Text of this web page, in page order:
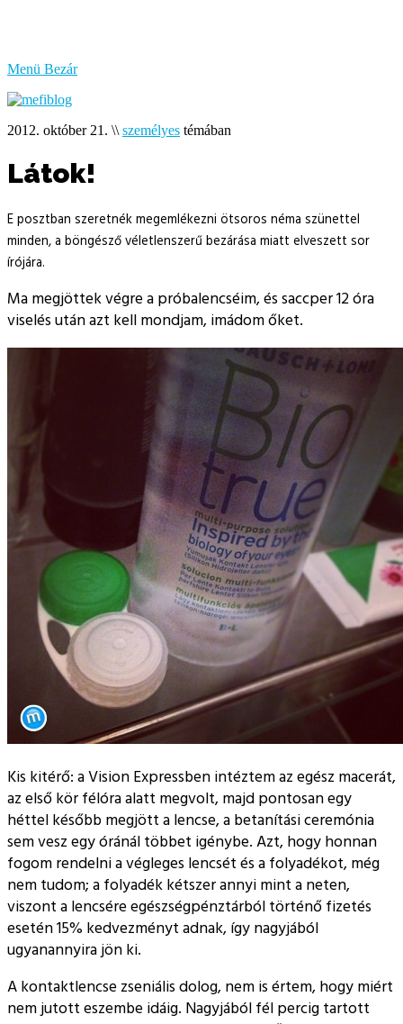
Menü Bezár
2012. október 21. \\ személyes témában
Látok!
E posztban szeretnék megemlékezni ötsoros néma szünettel
minden, a böngésző véletlenszerű bezárása miatt elveszett sor
írójára.
Ma megjöttek végre a próbalencséim, és saccper 12 óra
viselés után azt kell mondjam, imádom őket.
Kis kitérő: a Vision Expressben intéztem az egész macerát,
az első kör félóra alatt megvolt, majd pontosan egy
héttel később megjött a lencse, a betanítási ceremónia
sem vesz egy óránál többet igénybe. Azt, hogy honnan
fogom rendelni a végleges lencsét és a folyadékot, még
nem tudom; a folyadék kétszer annyi mint a neten,
viszont a lencsére egészségpénztárból történő fizetés
esetén 15% kedvezményt adnak, így nagyjából
ugyanannyira jön ki.
A kontaktlencse zseniális dolog, nem is értem, hogy miért
nem jutott eszembe idáig. Nagyjából fél percig tartott